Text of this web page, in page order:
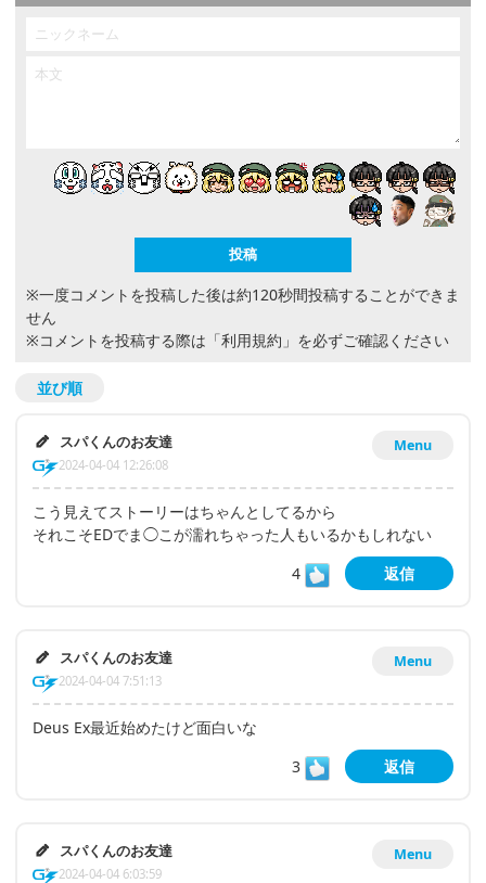
※一度コメントを投稿した後は約120秒間投稿することができま
せん
※コメントを投稿する際は 「利用規約」 を必ずご確認ください
並び順
Menu
スパくんのお友達
2024-04-04 12:26:08
こう見えてストーリーはちゃんとしてるから
それこそEDでま◯こが濡れちゃった人もいるかもしれない
4
返信
Menu
スパくんのお友達
2024-04-04 7:51:13
Deus Ex最近始めたけど面白いな
3
返信
Menu
スパくんのお友達
2024-04-04 6:03:59